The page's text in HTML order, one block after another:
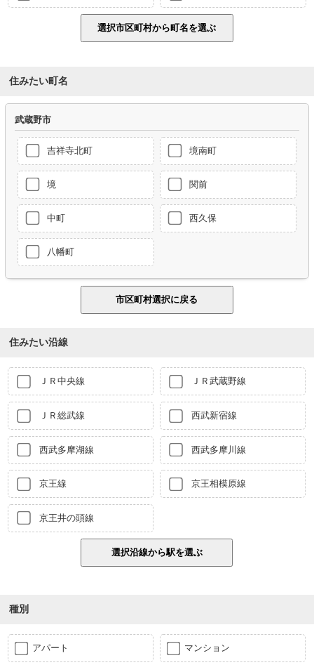
住みたい町名
武蔵野市
吉祥寺北町 境南町
境 関前
中町 西久保
八幡町
住みたい沿線
ＪＲ中央線 ＪＲ武蔵野線
ＪＲ総武線 西武新宿線
西武多摩湖線 西武多摩川線
京王線 京王相模原線
京王井の頭線
種別
アパート マンション